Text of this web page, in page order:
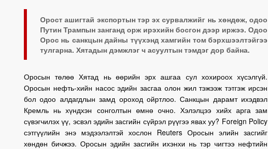
Орост ашигтай экспортын тэр эх сурвалжийг нь хөндөж, одоо
Путин Трампын занганд орж ирэхийн босгон дээр иржээ. Одоо
Орос нь санкцын дайны түүхэнд хамгийн том бэрхшээлтэйгээ
тулгарна. Хятадын дэмжлэг ч асуултын тэмдэг дор байна.
Оросын төлөө Хятад нь өөрийн эрх ашгаа сул хохироох хүсэлгүй.
Оросын нефть-хийн насос эдийн засгаа олон жил тэжээж тэтгэж ирсэн
бол одоо алдагдлын замд ороход ойртлоо. Санкцын дарамт ихэдвэл
Кремль нь хүндхэн сонголтын өмнө очно. Хэлэлцээ хийх арга зам
сүвэгчилэх үү, эсвэл эдийн засгийн сүйрэл рүүгээ явах уу? Foreign Policy
сэтгүүлийн энэ мэдээлэлтэй хослон Reuters Оросын элийн засгийг
хөндөн бичжээ. Оросын эдийн засгийн ихэнхи нь тэр чигтээ нефтийн